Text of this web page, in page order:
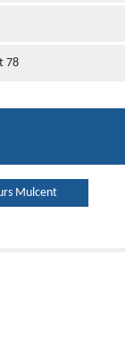
78
Mulcent